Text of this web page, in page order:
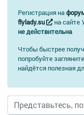
Регистрация на
flylady.su
на сайте
не действительна
Чтобы быстрее
попробуйте
найдётся полезная